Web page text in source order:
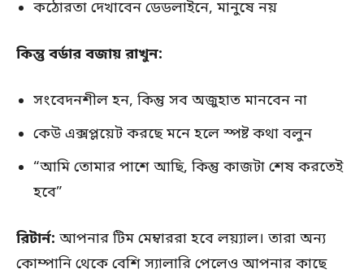
কঠোরতা দেখাবেন ডেডলাইনে, মানুষে নয়
কিন্তু বর্ডার বজায় রাখুন:
সংবেদনশীল হন, কিন্তু সব অজুহাত মানবেন না
কেউ এক্সপ্লয়েট করছে মনে হলে স্পষ্ট কথা বলুন
“আমি তোমার পাশে আছি, কিন্তু কাজটা শেষ করতেই
হবে”
রিটার্ন: আপনার টিম মেম্বাররা হবে লয়্যাল। তারা অন্য
কোম্পানি থেকে বেশি স্যালারি পেলেও আপনার কাছে